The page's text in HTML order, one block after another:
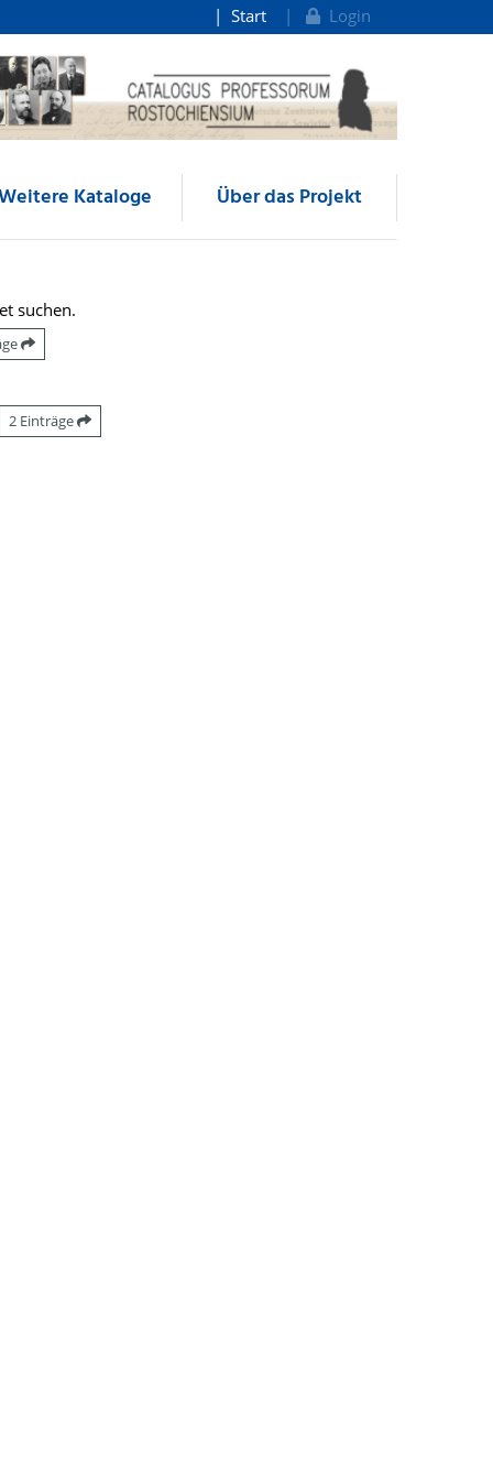
Start Login
Kataloge Über das Projekt
suchen.
2 Einträge